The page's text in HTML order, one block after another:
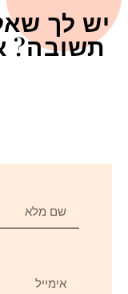
יש לך
תשובה?